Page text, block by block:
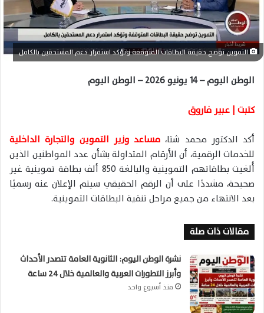
ل
ك
ت
ر
و
ن
ا
التموين توضح حقيقة البطاقات المتوقفة وتؤكد استمرار دعم المستحقين بالكامل
الوطن اليوم – 14 يونيو 2026 – الوطن اليوم
كتبت | عبير فاروق
أكد الدكتور محمد شتا، مساعد وزير التموين والتجارة الداخلية
للخدمات الرقمية، أن الأرقام المتداولة بشأن عدد المواطنين الذين
أُلغيت بطاقاتهم التموينية والبالغة 850 ألف بطاقة تموينية غير
صحيحة، مشددًا على أن الرقم الحقيقي سيتم الإعلان عنه رسميًا
بعد الانتهاء من جميع مراحل تنقية البطاقات التموينية.
مقالات ذات صلة
نشرة الوطن اليوم: الثانوية العامة تتصدر الأحداث
وأبرز التطورات العربية والعالمية خلال 24 ساعة
منذ أسبوع واحد